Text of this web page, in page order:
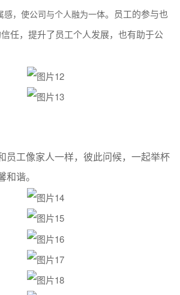
感，使公司 与个人融为一体。员工的参与也
任，提升了员工个人发展，也有助于公
员工像家人一样，彼此问候，一起举杯
和谐。